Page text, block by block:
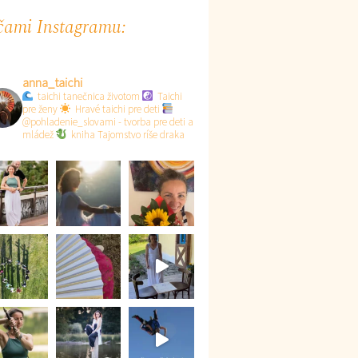
Instagramu:
anna_taichi
taichi tanečnica životom
Taichi
pre ženy
Hravé taichi pre deti
@pohladenie_slovami - tvorba pre deti a
mládež
kniha Tajomstvo ríše draka